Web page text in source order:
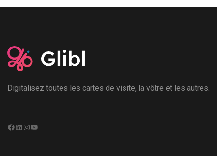
Digitalisez toutes les cartes de visite, la vôtre et les autres.
Facebook
LinkedIn
Instagram